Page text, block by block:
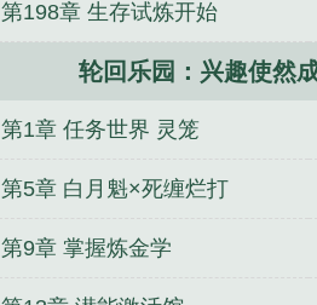
第198章 生存试炼开始
轮回乐园：兴趣使然
第1章 任务世界 灵笼
第5章 白月魁×死缠烂打
第9章 掌握炼金学